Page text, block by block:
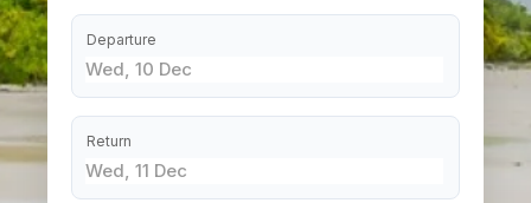
Departure
Return